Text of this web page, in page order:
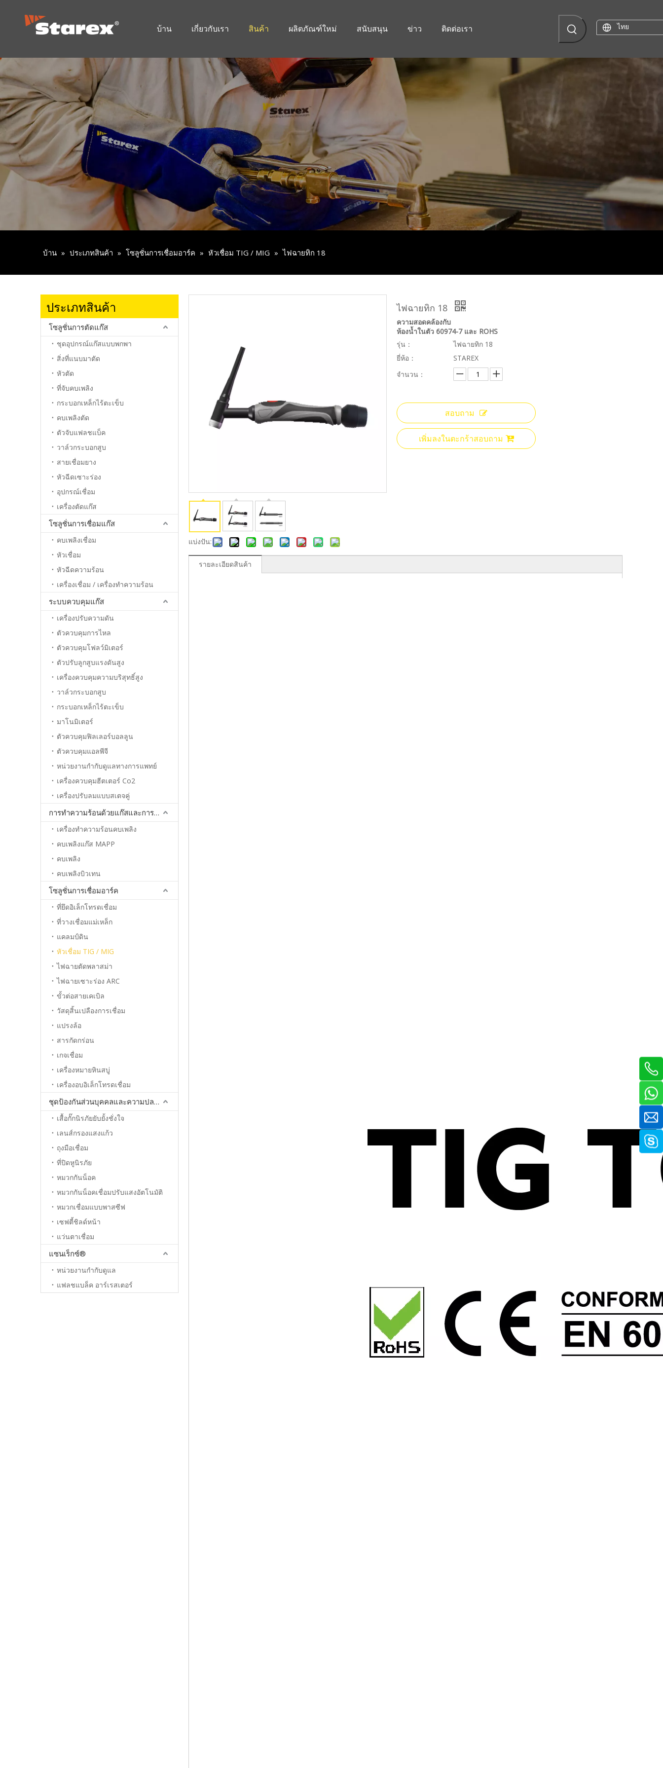
บ้าน เกี่ยวกับเรา สินค้า ผลิตภัณฑ์ใหม่ สนับสนุน ข่าว ติดต่อเรา ไทย
บ้าน » ประเภทสินค้า » โซลูชั่นการเชื่อมอาร์ค » หัวเชื่อม TIG / MIG » ไฟฉายทิก 18
ประเภทสินค้า
โซลูชั่นการตัดแก๊ส
ชุดอุปกรณ์แก๊สแบบพกพา
สิ่งที่แนบมาตัด
หัวตัด
ที่จับคบเพลิง
กระบอกเหล็กไร้ตะเข็บ
คบเพลิงตัด
ตัวจับแฟลชแบ็ค
วาล์วกระบอกสูบ
สายเชื่อมยาง
หัวฉีดเซาะร่อง
อุปกรณ์เชื่อม
เครื่องตัดแก๊ส
โซลูชั่นการเชื่อมแก๊ส
คบเพลิงเชื่อม
หัวเชื่อม
หัวฉีดความร้อน
เครื่องเชื่อม / เครื่องทำความร้อน
ระบบควบคุมแก๊ส
เครื่องปรับความดัน
ตัวควบคุมการไหล
ตัวควบคุมโฟลว์มิเตอร์
ตัวปรับลูกสูบแรงดันสูง
เครื่องควบคุมความบริสุทธิ์สูง
วาล์วกระบอกสูบ
กระบอกเหล็กไร้ตะเข็บ
มาโนมิเตอร์
ตัวควบคุมฟิลเลอร์บอลลูน
ตัวควบคุมแอลพีจี
หน่วยงานกำกับดูแลทางการแพทย์
เครื่องควบคุมฮีตเตอร์ Co2
เครื่องปรับลมแบบสเตจคู่
การทำความร้อนด้วยแก๊สและการประสาน
เครื่องทำความร้อนคบเพลิง
คบเพลิงแก๊ส MAPP
คบเพลิง
คบเพลิงบิวเทน
โซลูชั่นการเชื่อมอาร์ค
ที่ยึดอิเล็กโทรดเชื่อม
ที่วางเชื่อมแม่เหล็ก
แคลมป์ดิน
หัวเชื่อม TIG / MIG
ไฟฉายตัดพลาสม่า
ไฟฉายเซาะร่อง ARC
ขั้วต่อสายเคเบิล
วัสดุสิ้นเปลืองการเชื่อม
แปรงล้อ
สารกัดกร่อน
เกจเชื่อม
เครื่องหมายหินสบู่
เครื่องอบอิเล็กโทรดเชื่อม
ชุดป้องกันส่วนบุคคลและความปลอดภัย
เสื้อกั๊กนิรภัยยับยั้งชั่งใจ
เลนส์กรองแสงแก้ว
ถุงมือเชื่อม
ที่ปิดหูนิรภัย
หมวกกันน็อค
หมวกกันน็อคเชื่อมปรับแสงอัตโนมัติ
หมวกเชื่อมแบบพาสซีฟ
เซฟตี้ชิลด์หน้า
แว่นตาเชื่อม
แซนเร็กซ์®
หน่วยงานกำกับดูแล
แฟลชแบล็ค อาร์เรสเตอร์
แบ่งปัน:
ไฟฉายทิก 18
ความสอดคล้องกับ
ห้องน้ำในตัว 60974-7 และ ROHS
รุ่น：
ไฟฉายทิก 18
ยี่ห้อ：
STAREX
จำนวน：
สอบถาม
เพิ่มลงในตะกร้าสอบถาม
รายละเอียดสินค้า